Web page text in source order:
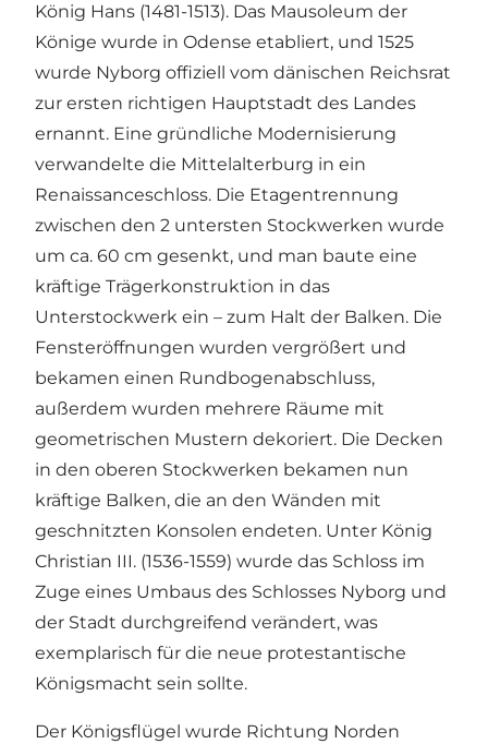
König Hans (1481-1513). Das Mausoleum der
Könige wurde in Odense etabliert, und 1525
wurde Nyborg offiziell vom dänischen Reichsrat
zur ersten richtigen Hauptstadt des Landes
ernannt. Eine gründliche Modernisierung
verwandelte die Mittelalterburg in ein
Renaissanceschloss. Die Etagentrennung
zwischen den 2 untersten Stockwerken wurde
um ca. 60 cm gesenkt, und man baute eine
kräftige Trägerkonstruktion in das
Unterstockwerk ein – zum Halt der Balken. Die
Fensteröffnungen wurden vergrößert und
bekamen einen Rundbogenabschluss,
außerdem wurden mehrere Räume mit
geometrischen Mustern dekoriert. Die Decken
in den oberen Stockwerken bekamen nun
kräftige Balken, die an den Wänden mit
geschnitzten Konsolen endeten. Unter König
Christian III. (1536-1559) wurde das Schloss im
Zuge eines Umbaus des Schlosses Nyborg und
der Stadt durchgreifend verändert, was
exemplarisch für die neue protestantische
Königsmacht sein sollte.
Der Königsflügel wurde Richtung Norden